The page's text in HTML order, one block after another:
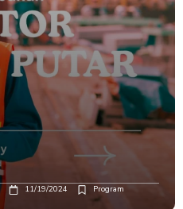
11/19/2024 Program